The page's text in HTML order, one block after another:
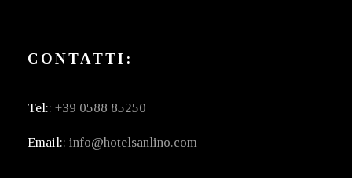
CONTATTI:
Tel:: +39 0588 85250
Email:: info@hotelsanlino.com